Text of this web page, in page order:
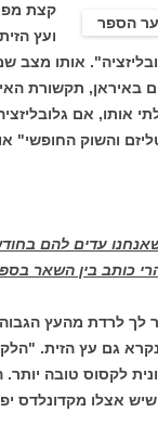
קצת
ועץ
אותו
באיראן, תקשורת
אותו, אם
והשוק החופשי"
עדים להם
כותב בין השאר
לך לרדת מהעץ
גם עץ הזית.
לקסוס טובה
שיש אצלו מקדונלדס